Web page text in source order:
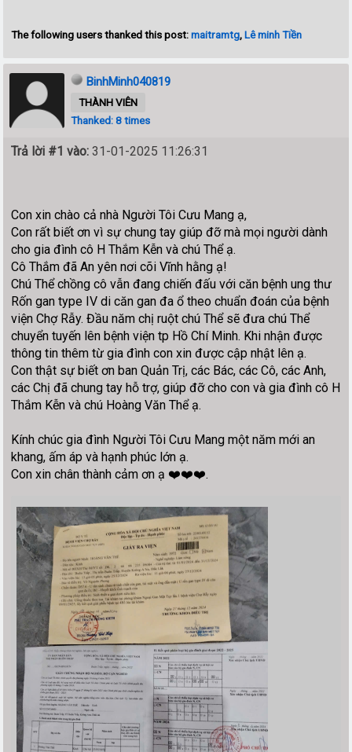
The following users thanked this post:maitramtg,Lê minh Tiền
BinhMinh040819
THÀNH VIÊN
Thanked: 8 times
Trả lời #1 vào: 31-01-2025 11:26:31
Con xin chào cả nhà Người Tôi Cưu Mang ạ,
Con rất biết ơn vì sự chung tay giúp đỡ mà mọi người dành
cho gia đình cô H Thắm Kễn và chú Thể ạ.
Cô Thắm đã An yên nơi cõi Vĩnh hằng ạ!
Chú Thể chồng cô vẫn đang chiến đấu với căn bệnh ung thư
Rốn gan type IV di căn gan đa ổ theo chuẩn đoán của bệnh
viện Chợ Rẫy. Đầu năm chị ruột chú Thể sẽ đưa chú Thể
chuyển tuyến lên bệnh viện tp Hồ Chí Minh. Khi nhận được
thông tin thêm từ gia đình con xin được cập nhật lên ạ.
Con thật sự biết ơn ban Quản Trị, các Bác, các Cô, các Anh,
các Chị đã chung tay hỗ trợ, giúp đỡ cho con và gia đình cô H
Thắm Kễn và chú Hoàng Văn Thể ạ.
Kính chúc gia đình Người Tôi Cưu Mang một năm mới an
khang, ấm áp và hạnh phúc lớn ạ.
Con xin chân thành cảm ơn ạ ❤️❤️❤️.